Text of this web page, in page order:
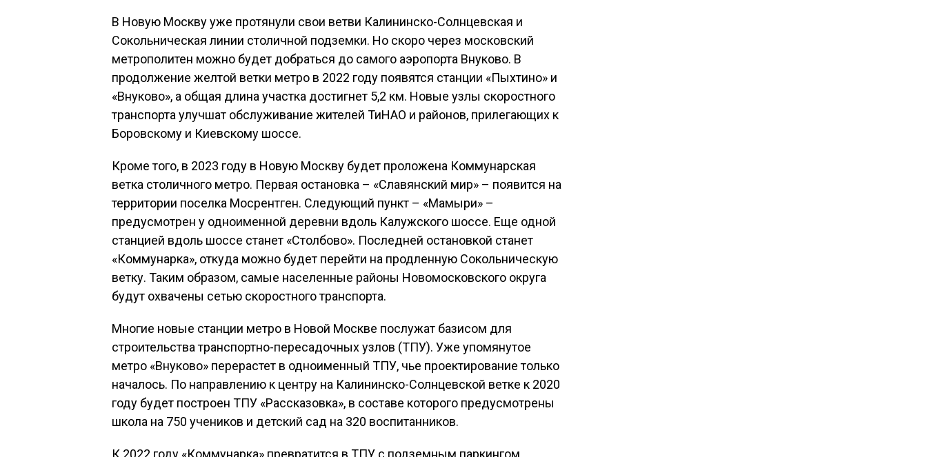
В Новую Москву уже протянули свои ветви Калининско-Солнцевская и
Сокольническая линии столичной подземки. Но скоро через московский
метрополитен можно будет добраться до самого аэропорта Внуково. В
продолжение желтой ветки метро в 2022 году появятся станции «Пыхтино» и
«Внуково», а общая длина участка достигнет 5,2 км. Новые узлы скоростного
транспорта улучшат обслуживание жителей ТиНАО и районов, прилегающих к
Боровскому и Киевскому шоссе.
Кроме того, в 2023 году в Новую Москву будет проложена Коммунарская
ветка столичного метро. Первая остановка – «Славянский мир» – появится на
территории поселка Мосрентген. Следующий пункт – «Мамыри» –
предусмотрен у одноименной деревни вдоль Калужского шоссе. Еще одной
станцией вдоль шоссе станет «Столбово». Последней остановкой станет
«Коммунарка», откуда можно будет перейти на продленную Сокольническую
ветку. Таким образом, самые населенные районы Новомосковского округа
будут охвачены сетью скоростного транспорта.
Многие новые станции метро в Новой Москве послужат базисом для
строительства транспортно-пересадочных узлов (ТПУ). Уже упомянутое
метро «Внуково» перерастет в одноименный ТПУ, чье проектирование только
началось. По направлению к центру на Калининско-Солнцевской ветке к 2020
году будет построен ТПУ «Рассказовка», в составе которого предусмотрены
школа на 750 учеников и детский сад на 320 воспитанников.
К 2022 году «Коммунарка» превратится в ТПУ с подземным паркингом,